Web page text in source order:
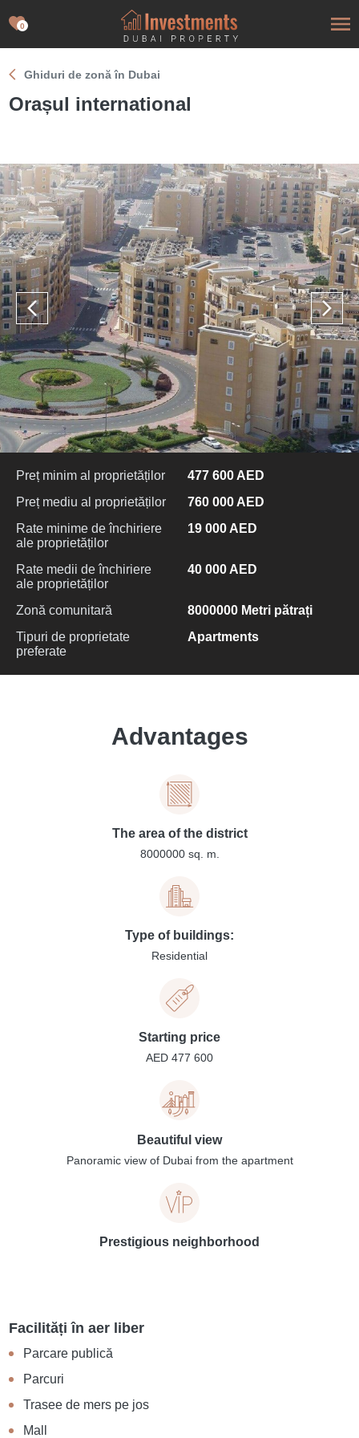
0
Ghiduri de zonă în Dubai
Orașul international
Preț minim al proprietăților
477 600 AED
Preț mediu al proprietăților
760 000 AED
Rate minime de închiriere
ale proprietăților
19 000 AED
Rate medii de închiriere
ale proprietăților
40 000 AED
Zonă comunitară
8000000 Metri pătrați
Tipuri de proprietate
preferate
Apartments
Advantages
The area of the district
8000000 sq. m.
Type of buildings:
Residential
Starting price
AED 477 600
Beautiful view
Panoramic view of Dubai from the apartment
Prestigious neighborhood
Facilități în aer liber
Parcare publică
Parcuri
Trasee de mers pe jos
Mall